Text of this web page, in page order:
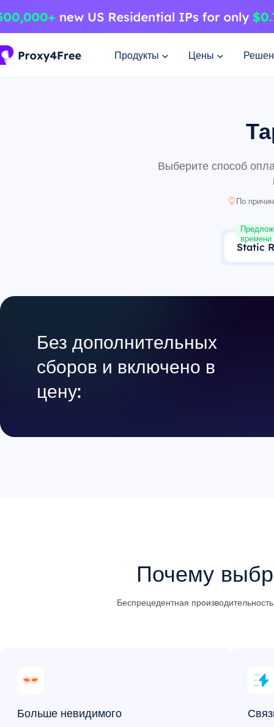
Продукты Цены
Выберите способ
По
Static
времени
Без дополнительных
сборов и включено в
цену:
Почему
Беспрецедентная
Больше невидимого